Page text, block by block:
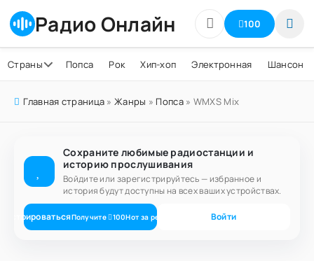
Радио Онлайн 100
Страны Попса Рок Хип-хоп Электронная Шансон
Главная страница »Жанры » Попса» WMXS Mix
Сохраните любимые радиостанции и
историю прослушивания
Войдите или зарегистрируйтесь — избранное и
история будут доступны на всех ваших устройствах.
Получите 100Нот за регистрацию Войти